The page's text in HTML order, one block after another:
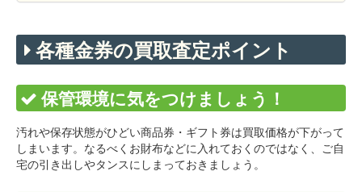
各種金券の買取査定ポイント
保管環境に気をつけましょう！
汚れや保存状態がひどい商品券・ギフト券は買取価格が下がって
しまいます。なるべくお財布などに入れておくのではなく、ご自
宅の引き出しやタンスにしまっておきましょう。